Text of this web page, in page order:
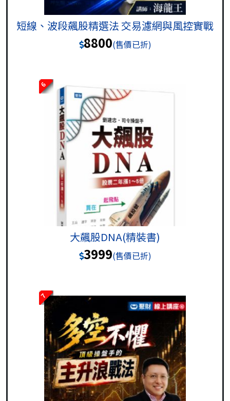
短線、波段飆股精選法 交易濾網與風控實戰
8800(售價已折)
6
大飆股DNA(精裝書)
3999(售價已折)
7